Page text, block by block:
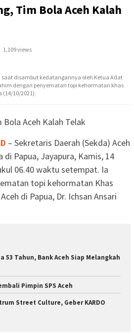
Tim Bola Aceh Kalah
1,109 views
saat disambut kedatangannya oleh Ketua Adat
dengan penyematan topi kehormatan khas
(14/10/2021).
Aceh Kalah Telak
– Sekretaris Daerah (Sekda) Aceh
Papua, Jayapura, Kamis, 14
06.40 waktu setempat. Ia
topi kehormatan Khas
di Papua, Dr. Ichsan Ansari
53 Tahun, Bank Aceh Siap Melangkah
Pimpin SPS Aceh
Street Culture, Geber KARDO